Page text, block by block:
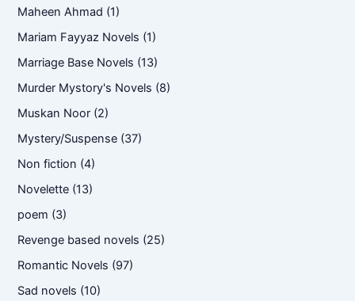
Maheen Ahmad (1)
Mariam Fayyaz Novels (1)
Marriage Base Novels (13)
Murder Mystory's Novels (8)
Muskan Noor (2)
Mystery/Suspense (37)
Non fiction (4)
Novelette (13)
poem (3)
Revenge based novels (25)
Romantic Novels (97)
Sad novels (10)